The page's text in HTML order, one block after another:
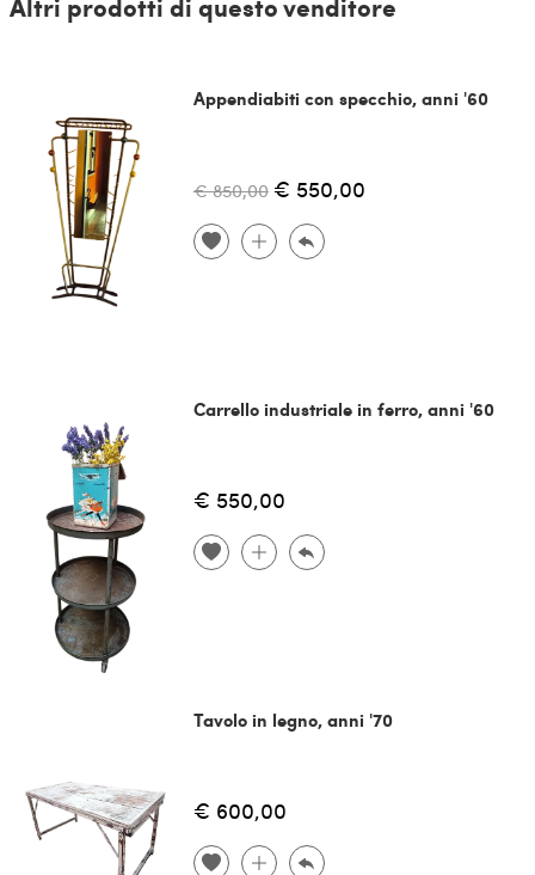
Appendiabiti con specchio, anni '60
€ 850,00 € 550,00
Carrello industriale in ferro, anni '60
€ 550,00
Tavolo in legno, anni '70
€ 600,00